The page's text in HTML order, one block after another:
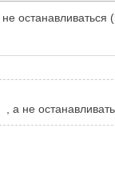
останавливаться
не